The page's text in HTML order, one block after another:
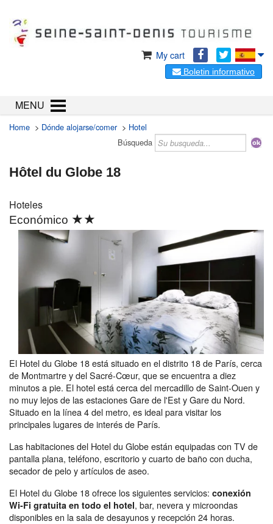
My cart
Boletin informativo
MENU
Home > Dónde alojarse/comer> Hotel
Búsqueda
Hôtel du Globe 18
Hoteles
Económico ★★
El Hotel du Globe 18 está situado en el distrito 18 de París, cerca
de Montmartre y del Sacré-Cœur, que se encuentra a diez
minutos a pie. El hotel está cerca del mercadillo de Saint-Ouen y
no muy lejos de las estaciones Gare de l'Est y Gare du Nord.
Situado en la línea 4 del metro, es ideal para visitar los
principales lugares de interés de París.
Las habitaciones del Hotel du Globe están equipadas con TV de
pantalla plana, teléfono, escritorio y cuarto de baño con ducha,
secador de pelo y artículos de aseo.
El Hotel du Globe 18 ofrece los siguientes servicios: conexión
Wi-Fi gratuita en todo el hotel, bar, nevera y microondas
disponibles en la sala de desayunos y recepción 24 horas.